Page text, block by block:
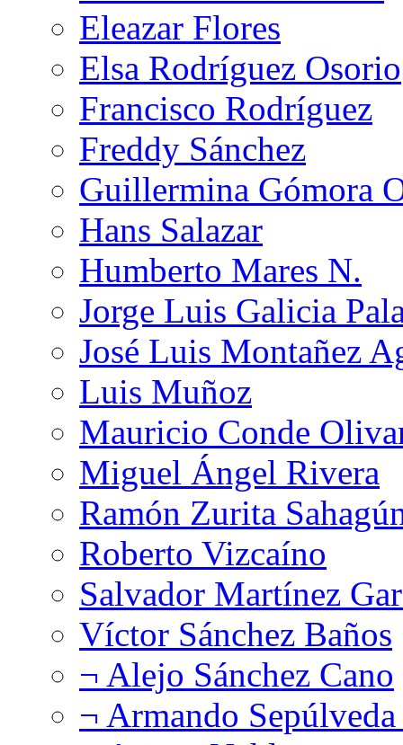
Eleazar Flores
Elsa Rodríguez Osorio
Francisco Rodríguez
Freddy Sánchez
Guillermina Gómora
Hans Salazar
Humberto Mares N.
Jorge Luis Galicia
José Luis Montañez
Luis Muñoz
Mauricio Conde
Miguel Ángel Rivera
Ramón Zurita
Roberto Vizcaíno
Salvador Martínez
Víctor Sánchez Baños
¬ Alejo Sánchez Cano
¬ Armando